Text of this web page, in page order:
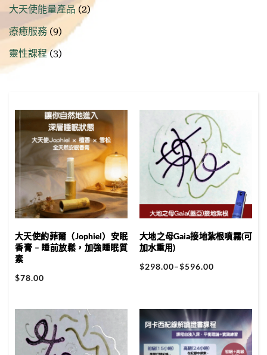
產
品
大天使能量產品 22
個
療癒服務 99
個
產
靈性課程 33
大天使約菲爾（Jophiel）安眠
香膏 – 睡前放鬆，加強睡眠質
素
$78.00
大地之母Gaia接地紮根噴霧(可
加水重用)
$298.00–$596.00